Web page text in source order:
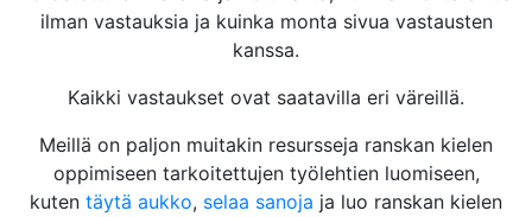
ilman vastauksia ja kuinka monta sivua vastausten
kanssa.
Kaikki vastaukset ovat saatavilla eri väreillä.
Meillä on paljon muitakin resursseja ranskan kielen
oppimiseen tarkoitettujen työlehtien luomiseen,
kuten täytä aukko, selaa sanoja ja luo ranskan kielen